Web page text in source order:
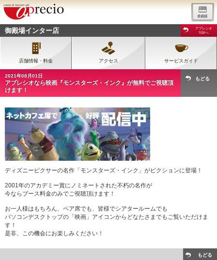
御殿場インター店
アプレシオ
TOPへ
店舗情報・料金 アクセス サービスガイド
2021年08月01日
アプレシオなら映画『モンスターズ・インク』が無料でご視聴頂
けます！
もどる
ディズニーピクサーの名作「モンスターズ・インク」がピクションに登場！
2001年のアカデミー賞にノミネートされた不朽の名作が
今ならブース料金のみでご視聴頂けます！
お一人様はもちろん、ペア席でも、皆様でシアタールームでも
パソコンデスクトップの「映画」アイコンからどなたさまでもご覧いただけま
す！
是非、この機会にお楽しみください！
もどる